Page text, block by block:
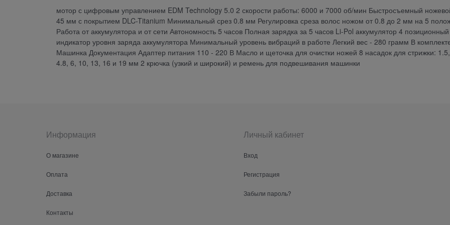
мотор с цифровым управлением EDM Technology 5.0 2 скорости работы: 6000 и 7000 об/мин Быстросъемный
45 мм с покрытием DLC-Titanium Минимальный срез 0.8 мм Регулировка среза волос ножом от 0.8 до 2 мм на 5
Работа от аккумулятора и от сети Автономность 5 часов Полная зарядка за 5 часов Li-Pol аккумулятор 4
индикатор уровня заряда аккумулятора Минимальный уровень вибраций в работе Легкий вес - 280 грамм В
Машинка Документация Адаптер питания 110 - 220 В Масло и щеточка для очистки ножей 8 насадок для стрижки:
4.8, 6, 10, 13, 16 и 19 мм 2 крючка (узкий и широкий) и ремень для подвешивания машинки
Информация
О магазине
Оплата
Доставка
Контакты
Личный кабинет
Вход
Регистрация
Забыли пароль?